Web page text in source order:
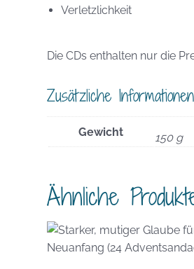
Verletzlichkeit
Die CDs enthalten nur die
Zusätzliche Informationen
Gewicht 150 g
Ähnliche